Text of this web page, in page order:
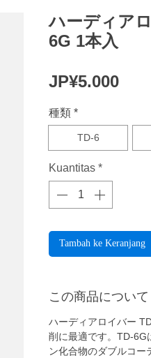
ハーディア
6G 1本入
JP¥5.000
種類 *
TD-6
Kuantitas *
Tambah ke Keranjang
この商品について
ハーディアロイバー
削に最適です。TD-6G
ン化合物のダブルコー